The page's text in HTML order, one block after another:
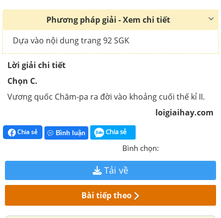
Phương pháp giải - Xem chi tiết
Dựa vào nội dung trang 92 SGK
Lời giải chi tiết
Chọn C.
Vương quốc Chăm-pa ra đời vào khoảng cuối thế kỉ II.
loigiaihay.com
Chia sẻ Bình luận Chia sẻ
Bình chọn:
Tải về
Bài tiếp theo